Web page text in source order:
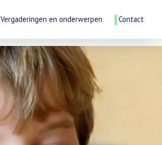
Vergaderingen en onderwerpen Contact